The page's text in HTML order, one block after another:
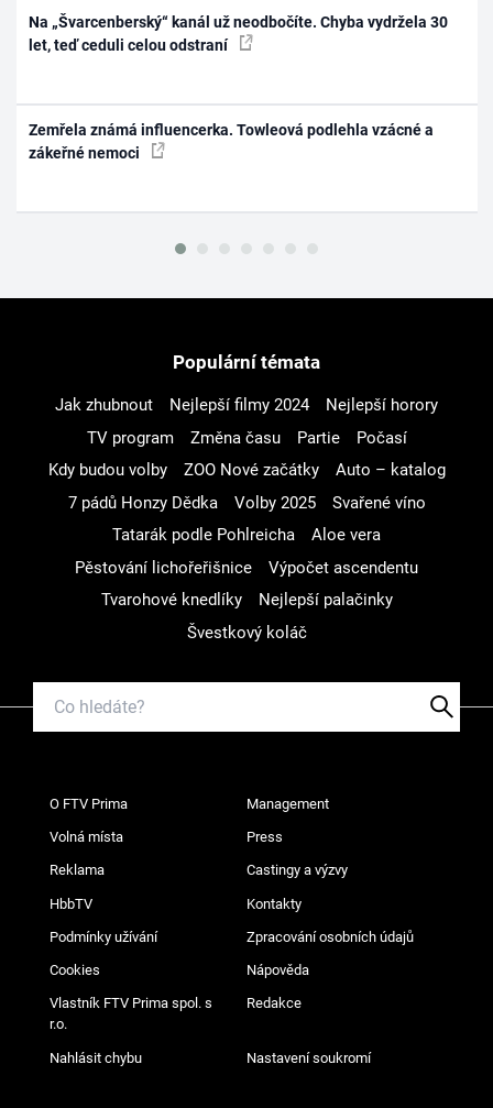
Na „Švarcenberský“ kanál už neodbočíte. Chyba vydržela 30
let, teď ceduli celou odstraní
Zemřela známá influencerka. Towleová podlehla vzácné a
zákeřné nemoci
Populární témata
Jak zhubnout Nejlepší filmy 2024
Nejlepší horory
TV program
Změna času Partie
Počasí
Kdy budou volby
ZOO Nové začátky
Auto – katalog
7 pádů Honzy Dědka
Volby 2025
Svařené víno
Tatarák podle Pohlreicha
Aloe vera
Pěstování lichořeřišnice
Výpočet ascendentu
Tvarohové knedlíky
Nejlepší palačinky
Švestkový koláč
O FTV Prima Management
Volná místa Press
Reklama Castingy a výzvy
HbbTV Kontakty
Podmínky užívání Zpracování osobních údajů
Cookies Nápověda
Vlastník FTV Prima spol. s
r.o.
Redakce
Nahlásit chybu Nastavení soukromí